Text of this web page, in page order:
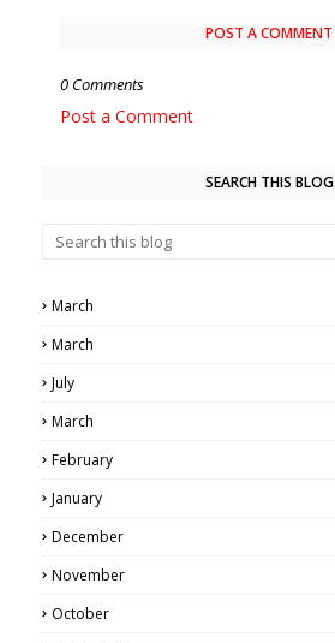
POST A COMMENT
0 Comments
Post a Comment
SEARCH THIS BLOG
March
March
July
March
February
January
December
November
October